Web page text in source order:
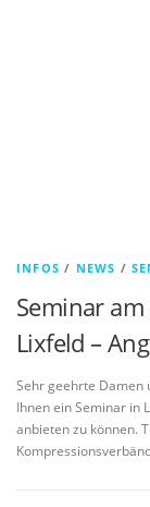
INFOS / NEWS /
Seminar
Lixfeld –
Sehr geehrte Damen
Ihnen ein Seminar in
anbieten zu können.